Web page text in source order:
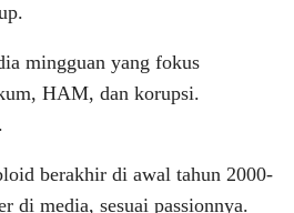
mingguan yang fokus
HAM, dan korupsi.
berakhir di awal tahun 2000-
di media, sesuai passionnya.